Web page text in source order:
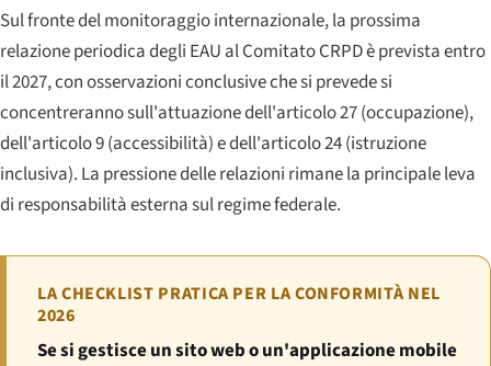
Sul fronte del monitoraggio internazionale, la prossima
relazione periodica degli EAU al Comitato CRPD è prevista entro
il 2027, con osservazioni conclusive che si prevede si
concentreranno sull'attuazione dell'articolo 27 (occupazione),
dell'articolo 9 (accessibilità) e dell'articolo 24 (istruzione
inclusiva). La pressione delle relazioni rimane la principale leva
di responsabilità esterna sul regime federale.
LA CHECKLIST PRATICA PER LA CONFORMITÀ NEL
2026
Se si gestisce un sito web o un'applicazione mobile